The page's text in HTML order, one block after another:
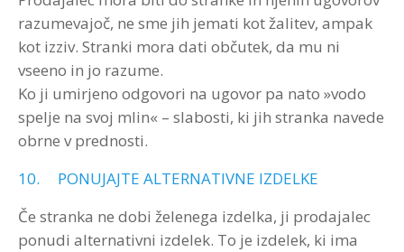
razumevajoč, ne sme jih jemati kot žalitev, ampak
kot izziv. Stranki mora dati občutek, da mu ni
vseeno in jo razume.
Ko ji umirjeno odgovori na ugovor pa nato »vodo
spelje na svoj mlin« – slabosti, ki jih stranka navede
obrne v prednosti.
10. PONUJAJTE ALTERNATIVNE IZDELKE
Če stranka ne dobi želenega izdelka, ji prodajalec
ponudi alternativni izdelek. To je izdelek, ki ima